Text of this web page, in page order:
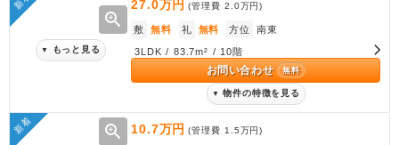
zoom_in
▼ もっと見る
27.0万円 (管理費2.0万円)
敷 無料 礼 無料 方位 南東
3LDK / 83.7m² / 10階
お問い合わせ 無料
▼ 物件の特徴を見る
新着 zoom_in 10.7万円 (管理費 1.5万円)